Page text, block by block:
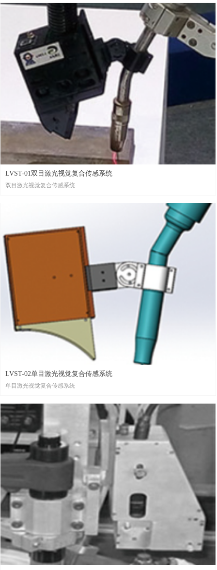
LVST-01双目激光视觉复合传感系统
双目激光视觉复合传感系统
LVST-02单目激光视觉复合传感系统
单目激光视觉复合传感系统